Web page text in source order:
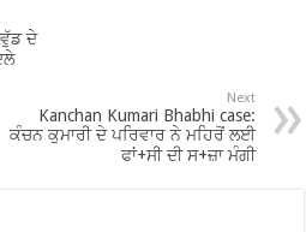
ਦੇ
Next
Kanchan Kumari Bhabhi case:
ਕੰਚਨ ਕੁਮਾਰੀ ਦੇ ਪਰਿਵਾਰ ਨੇ ਮਹਿਰੋਂ ਲਈ
ਫਾਂ+ਸੀ ਦੀ ਸ+ਜ਼ਾ ਮੰਗੀ